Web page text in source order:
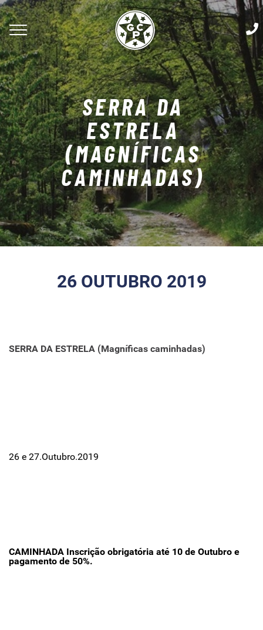
SERRA DA
ESTRELA
(MAGNÍFICAS
CAMINHADAS)
26 OUTUBRO 2019
SERRA DA ESTRELA (Magníficas caminhadas)
26 e 27.Outubro.2019
CAMINHADA Inscrição obrigatória até 10 de Outubro e
pagamento de 50%.